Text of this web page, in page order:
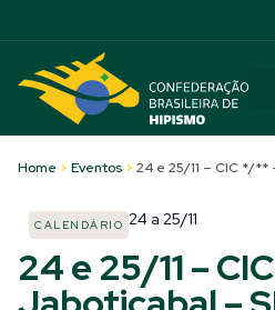
Home > Eventos > 24 e 25/11 – CIC */**
CALENDÁRIO 24 a 25/11
24 e 25/11 –